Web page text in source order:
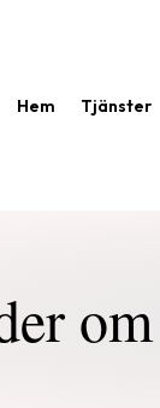
Hem Tjänster